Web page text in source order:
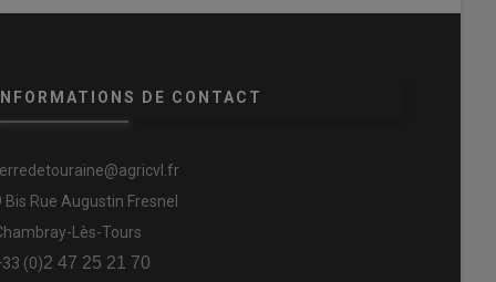
DE CONTACT
Bis Rue Augustin Fresnel
Lès-Tours
(0)2 47 25 21 70